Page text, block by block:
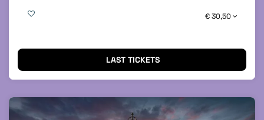
€ 30,50
LAST TICKETS